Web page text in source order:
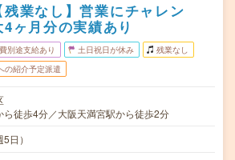
業なし】営業にチャレン
ヶ月分の実績あり
別途支給あり 土日祝日が休み 残業なし
の紹介予定派遣
ら徒歩4分／大阪天満宮駅から徒歩2分
日）